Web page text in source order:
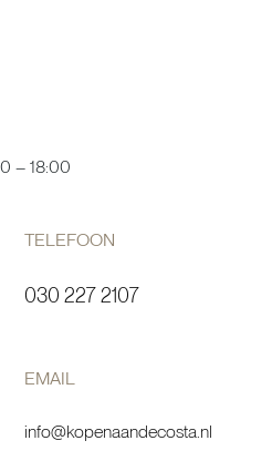
– 18:00
TELEFOON
030 227 2107
EMAIL
info@kopenaandecosta.nl